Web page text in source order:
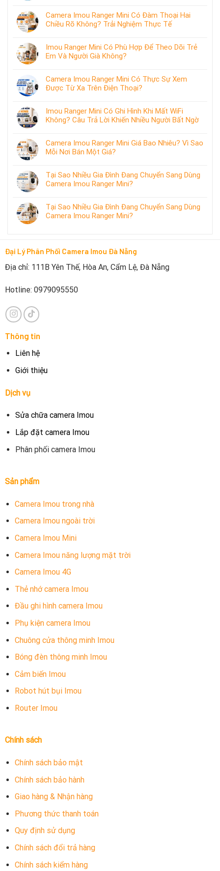
Camera Imou Ranger Mini Có Đàm Thoại Hai
Chiều Rõ Không? Trải Nghiệm Thực Tế
Imou Ranger Mini Có Phù Hợp Để Theo Dõi Trẻ
Em Và Người Già Không?
Camera Imou Ranger Mini Có Thực Sự Xem
Được Từ Xa Trên Điện Thoại?
Imou Ranger Mini Có Ghi Hình Khi Mất WiFi
Không? Câu Trả Lời Khiến Nhiều Người Bất Ngờ
Camera Imou Ranger Mini Giá Bao Nhiêu? Vì Sao
Mỗi Nơi Bán Một Giá?
Tại Sao Nhiều Gia Đình Đang Chuyển Sang Dùng
Camera Imou Ranger Mini?
Tại Sao Nhiều Gia Đình Đang Chuyển Sang Dùng
Camera Imou Ranger Mini?
Đại Lý Phân Phối Camera Imou Đà Nẵng
Địa chỉ: 111B Yên Thế, Hòa An, Cẩm Lệ, Đà Nẵng
Hotline: 0979095550
Thông tin
Liên hệ
Giới thiệu
Dịch vụ
Sửa chữa camera Imou
Lắp đặt camera Imou
Phân phối camera Imou
Sản phẩm
Camera Imou trong nhà
Camera Imou ngoài trời
Camera Imou Mini
Camera Imou năng lượng mặt trời
Camera Imou 4G
Thẻ nhớ camera Imou
Đầu ghi hình camera Imou
Phụ kiện camera Imou
Chuông cửa thông minh Imou
Bóng đèn thông minh Imou
Cảm biến Imou
Robot hút bụi Imou
Router Imou
Chính sách
Chính sách bảo mật
Chính sách bảo hành
Giao hàng & Nhận hàng
Phương thức thanh toán
Quy định sử dụng
Chính sách đổi trả hàng
Chính sách kiểm hàng